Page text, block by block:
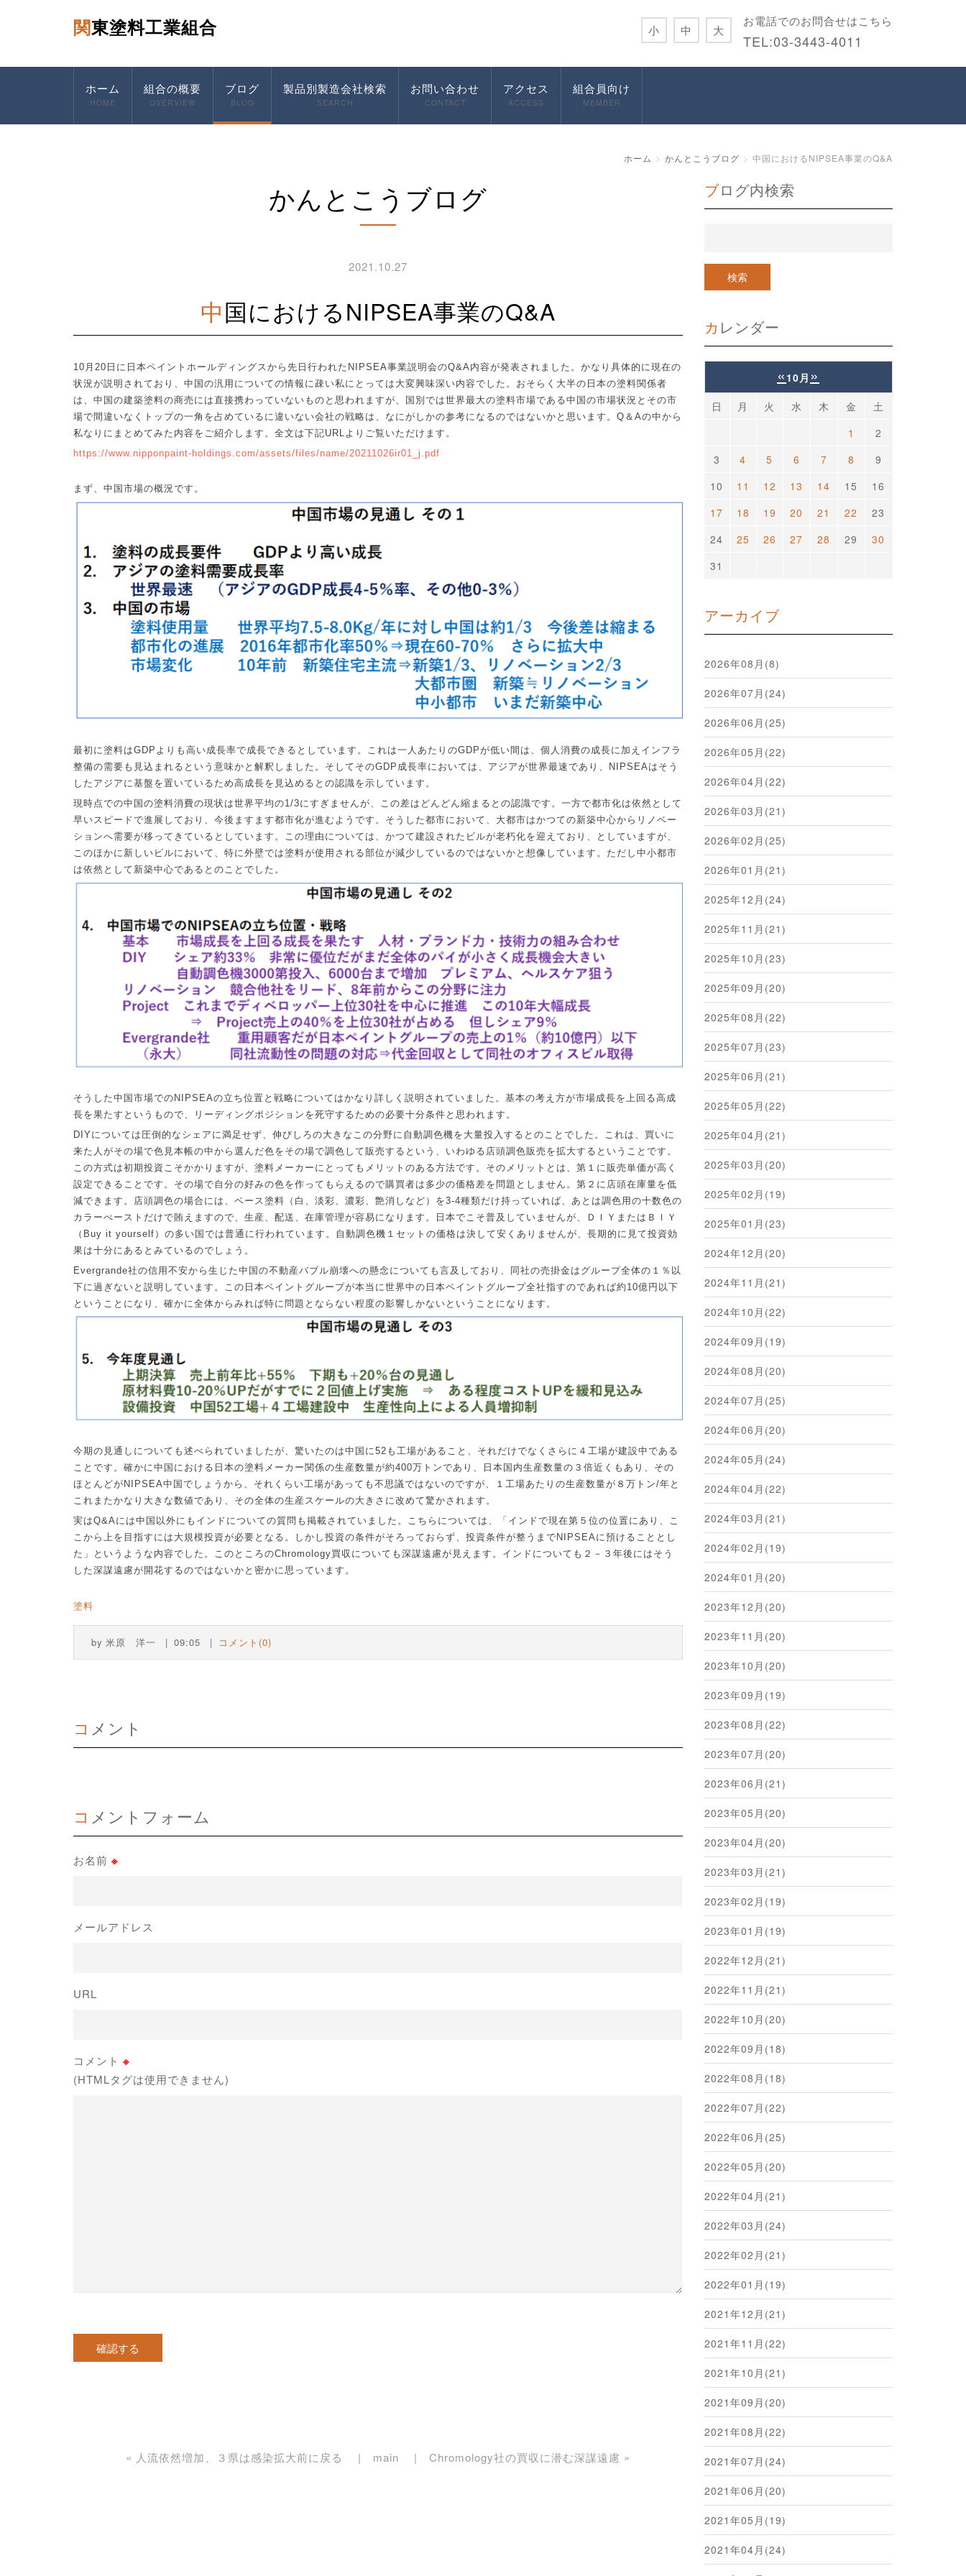
関東塗料工業組合 お電話でのお問合せはこちら
TEL:03-3443-4011
小 中 大
ホーム
HOME
組合の概要
OVERVIEW
ブログ
BLOG
製品別製造会社検索
SEARCH
お問い合わせ
CONTACT
アクセス
ACCESS
組合員向け
MEMBER
ホーム かんとこうブログ 中国におけるNIPSEA事業のQ&A
かんとこうブログ
2021.10.27
中国におけるNIPSEA事業のQ&A
10 月 20 日に日本ペイントホールディングスから先日行われた NIPSEA事業説明会のQ&A内容が発表されました。かなり具体的に現在の
状況が説明されており、中国の汎用についての情報に疎い私にとっては大変興味深い内容でした。おそらく大半の日本の塗料関係者
は、中国の建築塗料の商売には直接携わっていないものと思われますが、国別では世界最大の塗料市場である中国の市場状況とその市
場で間違いなくトップの一角を占めているに違いない会社の戦略は、なにがしかの参考になるのではないかと思います。 Q ＆ Aの中から
私なりにまとめてみた内容をご紹介します。全文は下記URLよりご覧いただけます。
https://www.nipponpaint-holdings.com/assets/files/name/20211026ir01_j.pdf
まず、中国市場の概況です。
最初に塗料はGDP よりも高い成長率で成長できるとしています。これは一人あたりのGDPが低い間は、個人消費の成長に加えインフラ
整備の需要も見込まれるという意味かと解釈しました。そしてそのGDP 成長率においては、アジアが世界最速であり、 NIPSEA はそう
したアジアに基盤を置いているため高成長を見込めるとの認識を示しています。
現時点での中国の塗料消費の現状は世界平均の1/3にすぎませんが、この差はどんどん縮まるとの認識です。一方で都市化は依然として
早いスピードで進展しており、今後ますます都市化が進むようです。そうした都市において、大都市はかつての新築中心からリノベー
ションへ需要が移ってきているとしています。この理由については、かつて建設されたビルが老朽化を迎えており、としていますが、
このほかに新しいビルにおいて、特に外壁では塗料が使用される部位が減少しているのではないかと想像しています。ただし中小都市
は依然として新築中心であるとのことでした。
そうした中国市場での NIPSEAの立ち位置と戦略についてはかなり詳しく説明されていました。基本の考え方が市場成長を上回る高成
長を果たすというもので、リーディングポジションを死守するための必要十分条件と思われます。
DIY については圧倒的なシェアに満足せず、伸びしろの大きなこの分野に自動調色機を大量投入するとのことでした。これは、買いに
来た人がその場で色見本帳の中から選んだ色をその場で調色して販売するという、いわゆる店頭調色販売を拡大するということです。
この方式は初期投資こそかかりますが、塗料メーカーにとってもメリットのある方法です。そのメリットとは、第１に販売単価が高く
設定できることです。その場で自分の好みの色を作ってもらえるので購買者は多少の価格差を問題としません。第２に店頭在庫量を低
減できます。店頭調色の場合には、ベース塗料（白、淡彩、濃彩、艶消しなど）を3-4種類だけ持っていれば、あとは調色用の十数色の
カラーぺーストだけで賄えますので、生産、配送、在庫管理が容易になります。日本でこそ普及していませんが、ＤＩＹまたはＢＩＹ
（ Buy it yourself ）の多い国では普通に行われています。自動調色機１セットの価格は決して安くありませんが、長期的に見て投資効
果は十分にあるとみているのでしょう。
Evergrande社の信用不安から生じた中国の不動産バブル崩壊への懸念についても言及しており、同社の売掛金はグループ全体の１％以
下に過ぎないと説明しています。この日本ペイントグループが本当に世界中の日本ペイントグループ全社指すのであれば約 10億円以下
ということになり、確かに全体からみれば特に問題とならない程度の影響しかないということになります。
今期の見通しについても 述べられていましたが、驚いたのは中国に52 も工場があること、それだけでなくさらに４工場が建設中である
ことです。確かに中国における日本の塗料メーカー関係の生産数量が約400万トンであり、日本国内生産数量の３倍近くもあり、その
ほとんどが NIPSEA中国でしょうから、それくらい工場があっても不思議ではないのですが、１工場あたりの生産数量が８万トン/年と
これまたかなり大きな数値であり、その全体の生産スケールの大きさに改めて驚かされます。
実はQ&Aには中国以外にもインドについての質問も掲載されていました。こちらについては、「インドで現在第５位の位置にあり、こ
こから上を目指すには大規模投資が必要となる。しかし投資の条件がそろっておらず、投資条件が整うまで NIPSEAに預けることとし
た」というような内容でした。このところのChromology買収についても深謀遠慮が見えます。インドについても２－３年後にはそう
した深謀遠慮が開花するのではないかと密かに思っています。
塗料
by 米原 洋一 09:05 コメント(0)
コメント
コメントフォーム
お名前 ※
メールアドレス
URL
コメント ※
(HTMLタグは使用できません)
« 人流依然増加、３県は感染拡大前に戻る main Chromology社の買収に潜む深謀遠慮 »
ブログ内検索
カレンダー
« 10月 »
日 月 火 水 木 金
土
1
2
3
4 5 6 7 8
9
10
11 12 13 14 15
16
17
18 19 20 21 22
23
24
25 26 27 28 29
30
31
アーカイブ
2026年08月(8)
2026年07月(24)
2026年06月(25)
2026年05月(22)
2026年04月(22)
2026年03月(21)
2026年02月(25)
2026年01月(21)
2025年12月(24)
2025年11月(21)
2025年10月(23)
2025年09月(20)
2025年08月(22)
2025年07月(23)
2025年06月(21)
2025年05月(22)
2025年04月(21)
2025年03月(20)
2025年02月(19)
2025年01月(23)
2024年12月(20)
2024年11月(21)
2024年10月(22)
2024年09月(19)
2024年08月(20)
2024年07月(25)
2024年06月(20)
2024年05月(24)
2024年04月(22)
2024年03月(21)
2024年02月(19)
2024年01月(20)
2023年12月(20)
2023年11月(20)
2023年10月(20)
2023年09月(19)
2023年08月(22)
2023年07月(20)
2023年06月(21)
2023年05月(20)
2023年04月(20)
2023年03月(21)
2023年02月(19)
2023年01月(19)
2022年12月(21)
2022年11月(21)
2022年10月(20)
2022年09月(18)
2022年08月(18)
2022年07月(22)
2022年06月(25)
2022年05月(20)
2022年04月(21)
2022年03月(24)
2022年02月(21)
2022年01月(19)
2021年12月(21)
2021年11月(22)
2021年10月(21)
2021年09月(20)
2021年08月(22)
2021年07月(24)
2021年06月(20)
2021年05月(19)
2021年04月(24)